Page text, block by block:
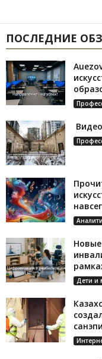
ПОСЛЕДНИЕ
Дети и